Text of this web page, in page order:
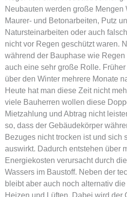
Neubauten werden große Mengen
Maurer- und Betonarbeiten, Putz
Natursteinarbeiten oder auch
nicht vor Regen geschützt waren.
während der Bauphase wie
auch eine sehr große Rolle.
über den Winter mehrere Monate
Heute hat man diese Zeit nicht
viele Bauherren wollen diese
Mietzahlung und Abtrag nicht
so, dass der Gebäudekörper
Bezuges nicht trocken ist und sich
auswirkt. Dadurch entstehen über
Energiekosten verursacht durch
Wassers im Baustoff. Neben der
bleibt aber auch noch alternativ
Heizen und Lüften. Dabei wird der